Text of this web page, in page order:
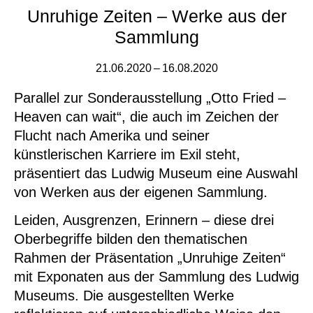
Unruhige Zeiten – Werke aus der
Sammlung
21.06.2020 – 16.08.2020
Parallel zur Sonderausstellung „Otto Fried –
Heaven can wait“, die auch im Zeichen der
Flucht nach Amerika und seiner
künstlerischen Karriere im Exil steht,
präsentiert das Ludwig Museum eine Auswahl
von Werken aus der eigenen Sammlung.
Leiden, Ausgrenzen, Erinnern – diese drei
Oberbegriffe bilden den thematischen
Rahmen der Präsentation „Unruhige Zeiten“
mit Exponaten aus der Sammlung des Ludwig
Museums. Die ausgestellten Werke